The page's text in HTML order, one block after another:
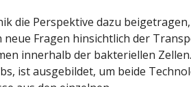
die Perspektive dazu
neue Fragen hinsichtlich der
innerhalb der bakteriellen
ist ausgebildet, um beide